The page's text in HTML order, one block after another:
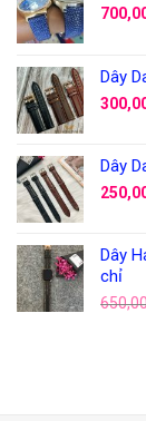
Dây
Dây
Dây
chỉ